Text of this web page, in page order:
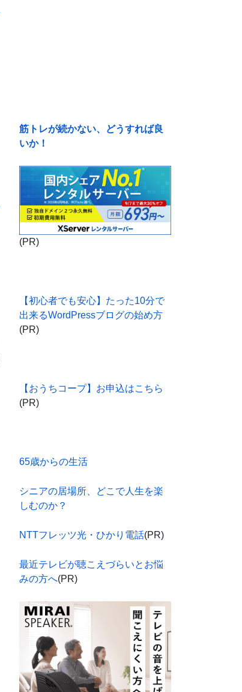
筋トレが続かない、どうすれば良
いか！
(PR)
【初心者でも安心】たった10分で
出来るWordPressブログの始め方
(PR)
【おうちコープ】お申込はこちら
(PR)
65歳からの生活
シニアの居場所、どこで人生を楽
しむのか？
NTTフレッツ光・ひかり電話(PR)
最近テレビが聴こえづらいとお悩
みの方へ(PR)